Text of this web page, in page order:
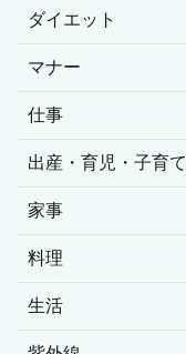
ダイエット
マナー
仕事
出産・育児・子育て
家事
料理
生活